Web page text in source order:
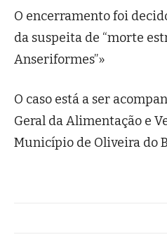
O encerramento foi
da suspeita de “morte
Anseriformes”»
O caso está a ser
Geral da Alimentação e
Município de Oliveira do